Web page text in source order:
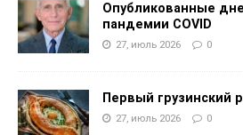
Опубликованные
пандемии COVID
27, июль 2026 0
Первый грузинский
27, июль 2026 0